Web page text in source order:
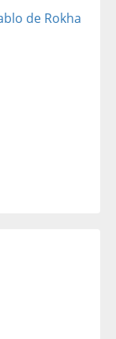
de Rokha